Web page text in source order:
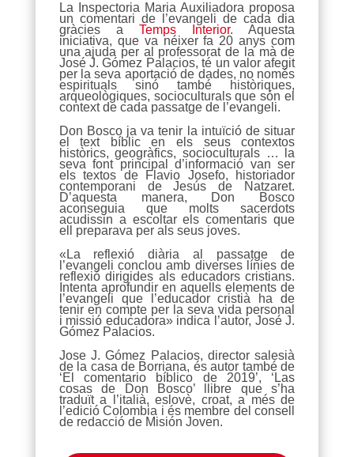
La Inspectoria Maria Auxiliadora proposa
un comentari de l’evangeli de cada dia
gràcies a Temps Interior. Aquesta
iniciativa, que va néixer fa 20 anys com
una ajuda per al professorat de la mà de
José J. Gómez Palacios, té un valor afegit
per la seva aportació de dades, no només
espirituals sinó també històriques,
arqueològiques, socioculturals que són el
context de cada passatge de l’evangeli.
Don Bosco ja va tenir la intuïció de situar
el text bíblic en els seus contextos
històrics, geogràfics, socioculturals … la
seva font principal d’informació van ser
els textos de Flavio Josefo, historiador
contemporani de Jesús de Natzaret.
D’aquesta manera, Don Bosco
aconseguia que molts sacerdots
acudissin a escoltar els comentaris que
ell preparava per als seus joves.
«La reflexió diària al passatge de
l’evangeli conclou amb diverses línies de
reflexió dirigides als educadors cristians.
Intenta aprofundir en aquells elements de
l’evangeli que l’educador cristià ha de
tenir en compte per la seva vida personal
i missió educadora» indica l’autor, José J.
Gómez Palacios.
Jose J. Gómez Palacios, director salesià
de la casa de Borriana, és autor també de
‘El comentario bíblico de 2019’, ‘Las
cosas de Don Bosco’ llibre que s’ha
traduït a l’italià, eslovè, croat, a més de
l’edició Colombia i és membre del consell
de redacció de Misión Joven.